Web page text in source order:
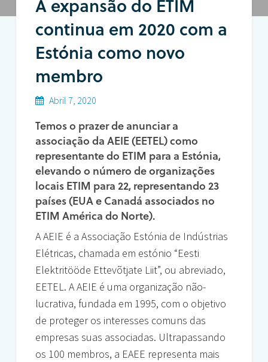
A expansão do ETIM
continua em 2020 com a
Estónia como novo
membro
Abril 7, 2020
Temos o prazer de anunciar a
associação da AEIE (EETEL) como
representante do ETIM para a Estónia,
elevando o número de organizações
locais ETIM para 22, representando 23
países (EUA e Canadá associados no
ETIM América do Norte).
A AEIE é a Associação Estónia de Indústrias
Elétricas, chamada em estónio “Eesti
Elektritööde Ettevõtjate Liit”, ou abreviado,
EETEL. A AEIE é uma organização não-
lucrativa, fundada em 1995, com o objetivo
de proteger os interesses comuns das
empresas suas associadas. Ultrapassando
os 100 membros, a EAEE representa mais